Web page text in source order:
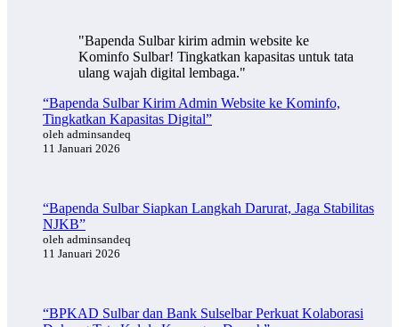
"Bapenda Sulbar kirim admin website ke
Kominfo Sulbar! Tingkatkan kapasitas untuk tata
ulang wajah digital lembaga."
“Bapenda Sulbar Kirim Admin Website ke Kominfo,
Tingkatkan Kapasitas Digital”
oleh adminsandeq
11 Januari 2026
“Bapenda Sulbar Siapkan Langkah Darurat, Jaga Stabilitas
NJKB”
oleh adminsandeq
11 Januari 2026
“BPKAD Sulbar dan Bank Sulselbar Perkuat Kolaborasi